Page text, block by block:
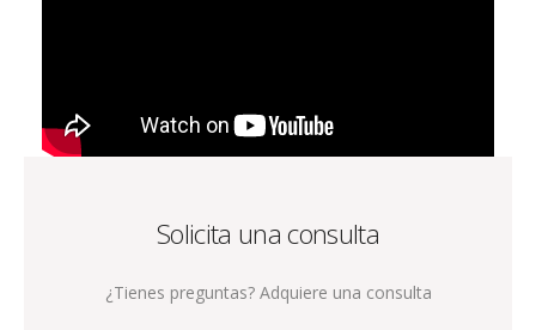
Solicita una consulta
¿Tienes preguntas? Adquiere una consulta